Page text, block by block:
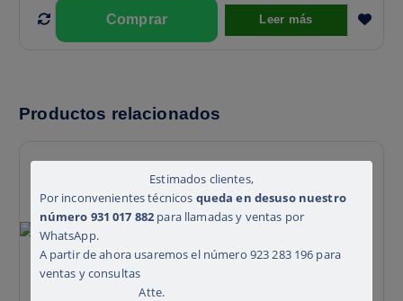
Leer más
Productos relacionados
Estimados clientes,
Por inconvenientes técnicos queda en desuso nuestro
número 931 017 882 para llamadas y ventas por
WhatsApp.
A partir de ahora usaremos el número 923 283 196 para
ventas y consultas
Atte.